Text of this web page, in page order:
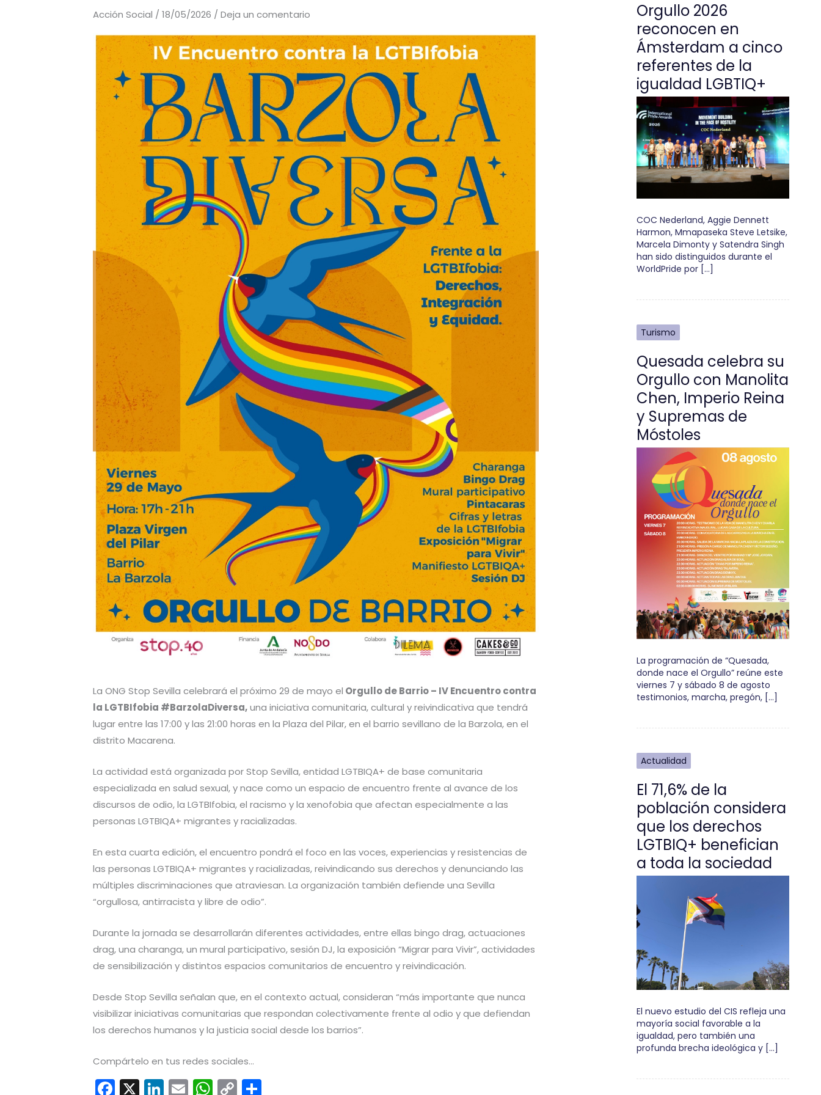
Acción Social /18/05/2026 /Deja un comentario
La ONG Stop Sevilla celebrará el próximo 29 de mayo el Orgullo de Barrio – IV Encuentro contra
la LGTBIfobia #BarzolaDiversa,una iniciativa comunitaria, cultural y reivindicativa que tendrá
lugar entre las 17:00 y las 21:00 horas en la Plaza del Pilar, en el barrio sevillano de la Barzola, en el
distrito Macarena.
La actividad está organizada por Stop Sevilla, entidad LGTBIQA+ de base comunitaria
especializada en salud sexual, y nace como un espacio de encuentro frente al avance de los
discursos de odio, la LGTBIfobia, el racismo y la xenofobia que afectan especialmente a las
personas LGTBIQA+ migrantes y racializadas.
En esta cuarta edición, el encuentro pondrá el foco en las voces, experiencias y resistencias de
las personas LGTBIQA+ migrantes y racializadas, reivindicando sus derechos y denunciando las
múltiples discriminaciones que atraviesan. La organización también defiende una Sevilla
“orgullosa, antirracista y libre de odio”.
Durante la jornada se desarrollarán diferentes actividades, entre ellas bingo drag, actuaciones
drag, una charanga, un mural participativo, sesión DJ, la exposición “Migrar para Vivir”, actividades
de sensibilización y distintos espacios comunitarios de encuentro y reivindicación.
Desde Stop Sevilla señalan que, en el contexto actual, consideran “más importante que nunca
visibilizar iniciativas comunitarias que respondan colectivamente frente al odio y que defiendan
los derechos humanos y la justicia social desde los barrios”.
Compártelo en tus redes sociales...
F X Li E W C
Orgullo 2026
reconocen en
Ámsterdam a cinco
referentes de la
igualdad LGBTIQ+
COC Nederland, Aggie Dennett
Harmon, Mmapaseka Steve Letsike,
Marcela Dimonty y Satendra Singh
han sido distinguidos durante el
WorldPride por […]
Turismo
Quesada celebra su
Orgullo con Manolita
Chen, Imperio Reina
y Supremas de
Móstoles
La programación de “Quesada,
donde nace el Orgullo” reúne este
viernes 7 y sábado 8 de agosto
testimonios, marcha, pregón, […]
Actualidad
El 71,6% de la
población considera
que los derechos
LGTBIQ+ benefician
a toda la sociedad
El nuevo estudio del CIS refleja una
mayoría social favorable a la
igualdad, pero también una
profunda brecha ideológica y […]